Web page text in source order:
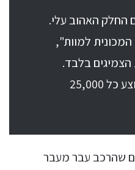
החלק האהוב עלי.
למוות",
הצמיגים בלבד.
אותם אני מחליף בממוצע כל 25,000
שהרכב עבר מעבר